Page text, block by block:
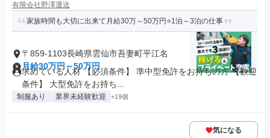
有限会社野澤運送
家族時間も大切に出来て月給30万～50万円⭐1泊～3泊の仕事
〒859-1103長崎県雲仙市吾妻町平江名
月給30万円～50万円
求めている人材 【必須条件】 準中型免許をお持ちの方 【歓迎
条件】 大型免許をお持ち...
制服あり 業界未経験歓迎 +19個
気になる